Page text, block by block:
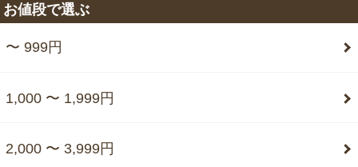
お値段で選ぶ
〜 999円
1,000 〜 1,999円
2,000 〜 3,999円